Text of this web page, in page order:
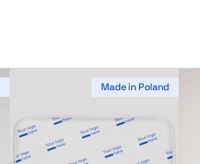
Made in Poland